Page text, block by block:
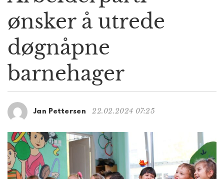
a
t
ønsker å utrede
døgnåpne
barnehager
Jan Pettersen 22.02.2024 07:25